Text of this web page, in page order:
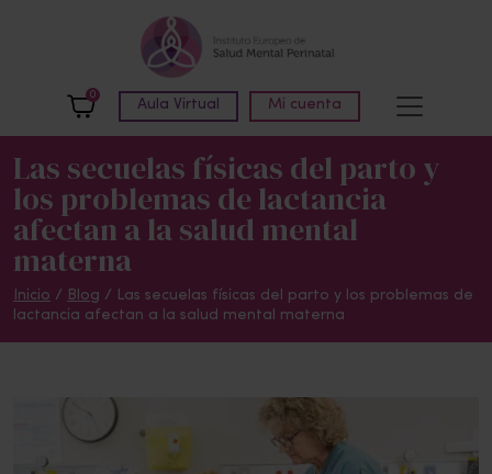
0
Aula Virtual Mi cuenta
Las secuelas físicas del parto y
los problemas de lactancia
afectan a la salud mental
materna
Inicio / Blog / Las secuelas físicas del parto y los problemas de
lactancia afectan a la salud mental materna